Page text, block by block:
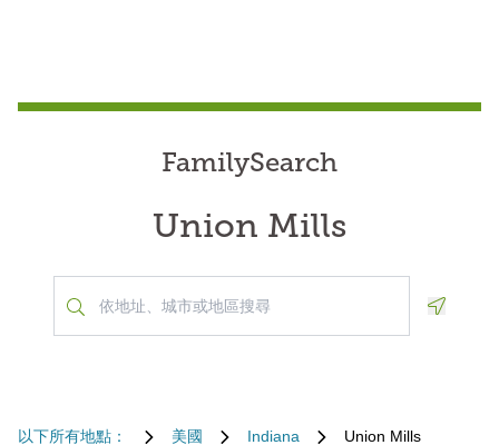
FamilySearch
Union Mills
以下所有地點： 美國 Indiana Union Mills